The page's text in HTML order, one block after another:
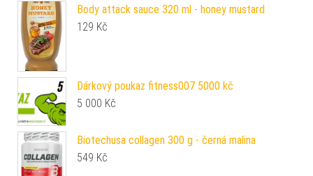
Body attack sauce 320 ml - honey mustard
129 Kč
Dárkový poukaz fitness007 5000 kč
5 000 Kč
Biotechusa collagen 300 g - černá malina
549 Kč